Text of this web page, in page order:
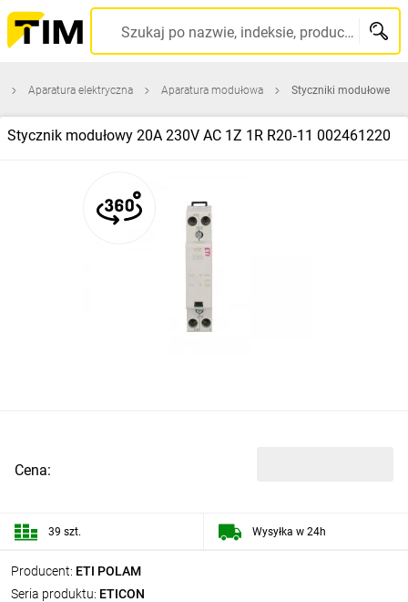
Szukaj po nazwie, indeksie, producencie, kodzie kreskowym...
Aparatura elektryczna Aparatura modułowa Styczniki modułowe
Stycznik modułowy 20A 230V AC 1Z 1R R20‑11 002461220
Producent: ETI POLAM
Seria produktu: ETICON
Cena:
39 szt. Wysyłka w 24h